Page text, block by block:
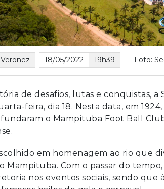
18/05/2022 19h39 Foto:
de desafios, lutas e conquistas,
feira, dia 18. Nesta data, em
o Mampituba Foot Ball
em homenagem ao rio que
Mampituba. Com o passar do
nos eventos sociais, sendo